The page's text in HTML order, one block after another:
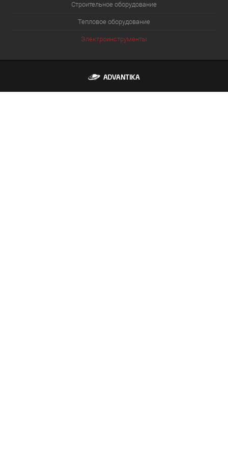
Строительное оборудование
Тепловое оборудование
Электроинструменты